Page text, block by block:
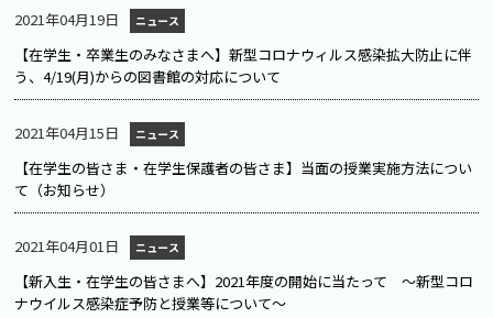
2021年04月19日 ニュース
【在学生・卒業生のみなさまへ】新型コロナウィルス感染拡大防止に伴
う、4/19(月)からの図書館の対応について
2021年04月15日 ニュース
【在学生の皆さま・在学生保護者の皆さま】当面の授業実施方法につい
て（お知らせ）
2021年04月01日 ニュース
【新入生・在学生の皆さまへ】2021年度の開始に当たって ～新型コロ
ナウイルス感染症予防と授業等について～